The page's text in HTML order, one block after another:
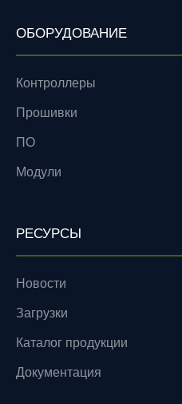
ОБОРУДОВАНИЕ
Контроллеры
Прошивки
ПО
Модули
РЕСУРСЫ
Новости
Загрузки
Каталог продукции
Документация